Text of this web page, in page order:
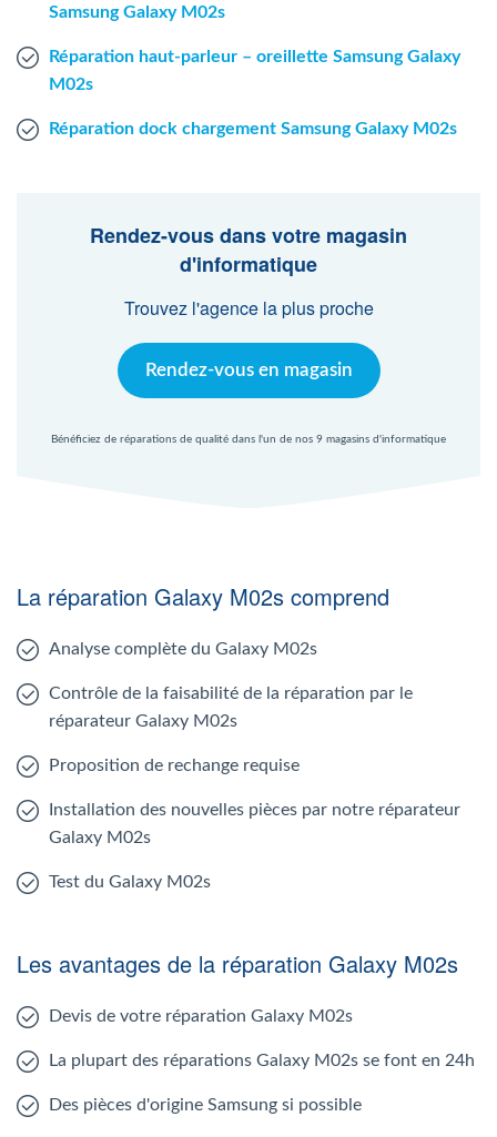
Samsung Galaxy M02s
Réparation haut-parleur – oreillette Samsung Galaxy
M02s
Réparation dock chargement Samsung Galaxy M02s
Rendez-vous dans votre magasin
d'informatique
Trouvez l'agence la plus proche
Rendez-vous en magasin
Bénéficiez de réparations de qualité dans l'un de nos 9 magasins d'informatique
La réparation Galaxy M02s comprend
Analyse complète du Galaxy M02s
Contrôle de la faisabilité de la réparation par le
réparateur Galaxy M02s
Proposition de rechange requise
Installation des nouvelles pièces par notre réparateur
Galaxy M02s
Test du Galaxy M02s
Les avantages de la réparation Galaxy M02s
Devis de votre réparation Galaxy M02s
La plupart des réparations Galaxy M02s se font en 24h
Des pièces d'origine Samsung si possible